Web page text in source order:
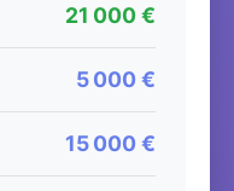
21 000 €
5 000 €
15 000 €